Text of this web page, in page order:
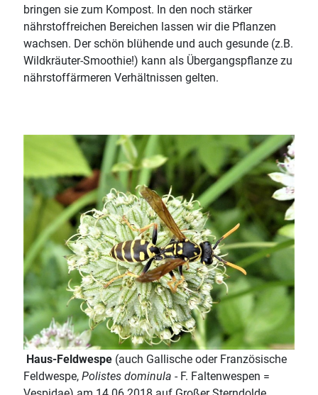
bringen sie zum Kompost. In den noch stärker
nährstoffreichen Bereichen lassen wir die Pflanzen
wachsen. Der schön blühende und auch gesunde (z.B.
Wildkräuter-Smoothie!) kann als Übergangspflanze zu
nährstoffärmeren Verhältnissen gelten.
Haus-Feldwespe (auch Gallische oder Französische
Feldwespe, Polistes dominula - F. Faltenwespen =